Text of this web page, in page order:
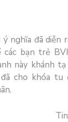
nghĩa đã diễn
bạn trẻ
này khánh tạ
cho khóa tu